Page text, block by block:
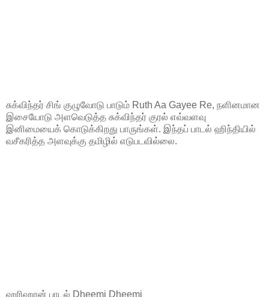
சுக்விந்தர் சிங் குழுவோடு பாடும் Ruth Aa Gayee Re, நளினமான
இசையோடு அளவெடுத்த சுக்விந்தர் குரல் எவ்வளவு
இனிமையைக் கொடுக்கிறது பாருங்கள். இந்தப் பாடல் ஹிந்தியில்
வசீகரித்த அளவுக்கு தமிழில் எடுபடவில்லை.
ஹரிஹரன் பாடல் Dheemi Dheemi